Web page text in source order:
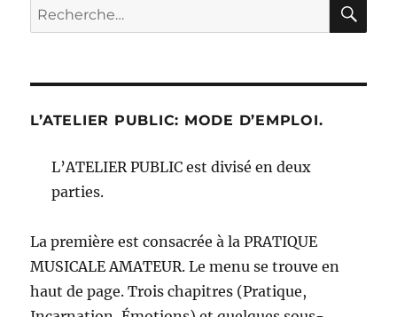
Recherche
pour :
L’ATELIER PUBLIC: MODE D’EMPLOI.
L’ATELIER PUBLIC est divisé en deux
parties.
La première est consacrée à la PRATIQUE
MUSICALE AMATEUR. Le menu se trouve en
haut de page. Trois chapitres (Pratique,